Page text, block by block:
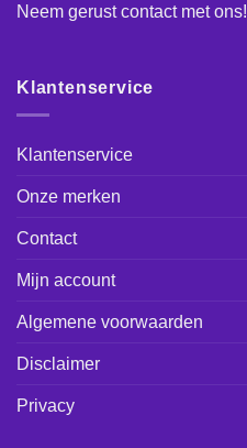
Neem gerustcontactmet ons!
Klantenservice
Klantenservice
Onze merken
Contact
Mijn account
Algemene voorwaarden
Disclaimer
Privacy